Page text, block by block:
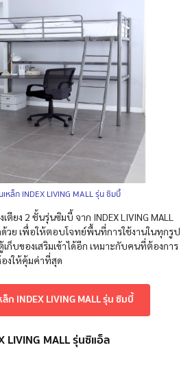
หล็ก INDEX LIVING MALL รุ่น ซิมบี้
ยง 2 ชั้นรุ่นซิมบี้ จาก INDEX LIVING MALL
วย เพื่อให้ตอบโจทย์พื้นที่การใช้งานในทุกรูป
ก็บของเสริมเข้าได้อีก เหมาะกับคนที่ต้องการ
งให้คุ้มค่าที่สุด
ก INDEX LIVING MALL รุ่น ซิมบี้
LIVING MALL รุ่นซิแอ็ล